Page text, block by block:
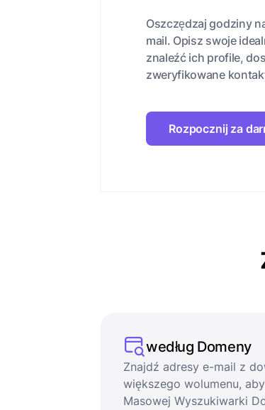
Oszczędzaj godziny
mail. Opisz swoje
znaleźć ich profile,
zweryfikowane
Rozpocznij za
według Domeny
Znajdź adresy e-mail z
większego wolumenu,
Masowej Wyszukiwarki